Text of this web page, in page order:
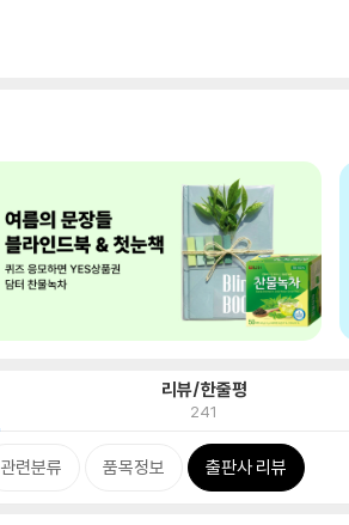
리뷰/한줄평
241
관련분류 품목정보 출판사 리뷰